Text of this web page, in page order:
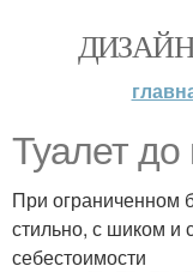
ДИЗАЙН
Туалет до
При ограниченном
стильно, с шиком и
себестоимости